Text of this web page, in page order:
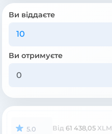
Ви віддаєте
Ви отримуєте
5.0 Від 61 438,05 XLM